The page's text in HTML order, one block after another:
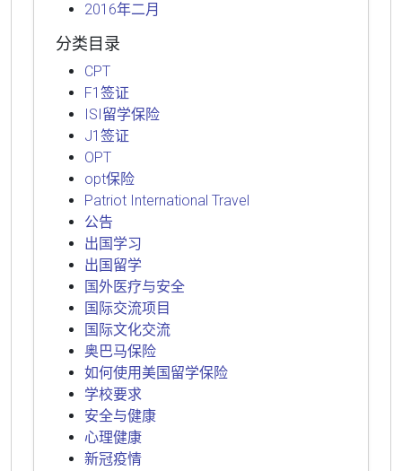
2016年二月
分类目录
CPT
F1签证
ISI留学保险
J1签证
OPT
opt保险
Patriot International Travel
公告
出国学习
出国留学
国外医疗与安全
国际交流项目
国际文化交流
奥巴马保险
如何使用美国留学保险
学校要求
安全与健康
心理健康
新冠疫情